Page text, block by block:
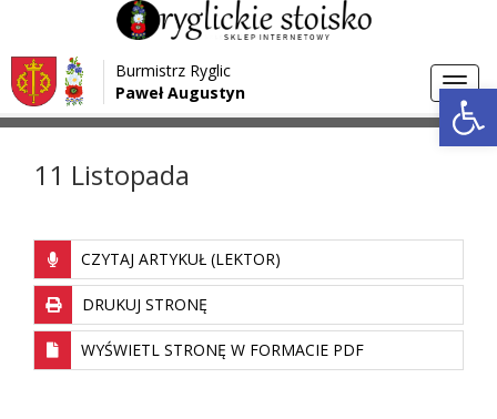
Przejdź do menu
Przejdź do głównej treści strony
Przejdź do stopki strony
Burmistrz Ryglic
Paweł Augustyn
Strona główna > Aktualności
11 Listopada
CZYTAJ ARTYKUŁ (LEKTOR)
DRUKUJ STRONĘ
WYŚWIETL STRONĘ W FORMACIE PDF